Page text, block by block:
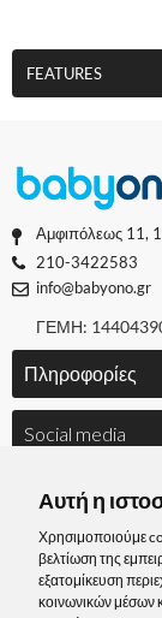
Αυτή η
Χρησιμοποιούμε
βελτίωση της
εξατομίκευση
κοινωνικών μέσων
FEATURES
Αμφιπόλεως 11,
210-3422583
info@babyono.gr
ΓΕΜΗ:
Πληροφορίες
Social media